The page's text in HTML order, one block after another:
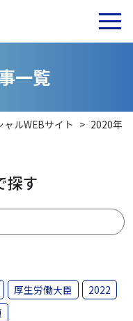
一覧
ルWEBサイト > 2020年
探す
厚生労働大臣
2022